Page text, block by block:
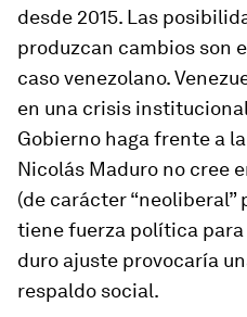
desde 2015. Las
produzcan cambios son
caso venezolano.
en una crisis
Gobierno haga frente a
Nicolás Maduro no cree
(de carácter “neoliberal”
tiene fuerza política
duro ajuste provocaría
respaldo social.